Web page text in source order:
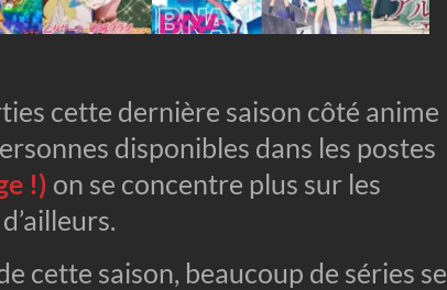
cette dernière saison côté anime
disponibles dans les postes
!) on se concentre plus sur les
cette saison, beaucoup de séries se